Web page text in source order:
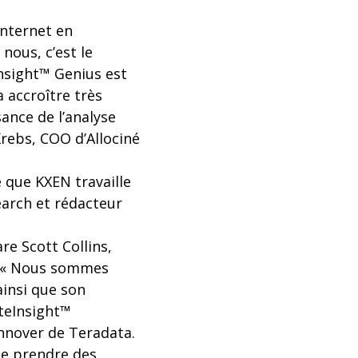
en
c’est le
Genius est
accroître très
de l’analyse
COO d’Allociné
KXEN travaille
et rédacteur
Scott Collins,
Nous sommes
que son
de Teradata.
prendre des